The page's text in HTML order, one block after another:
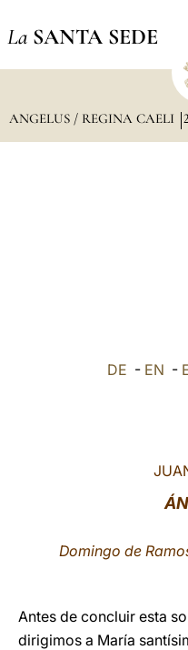
La SANTA SEDE
ANGELUS / REGINA CAELI
DE - EN -
Domingo de
Antes de concluir esta
dirigimos a María